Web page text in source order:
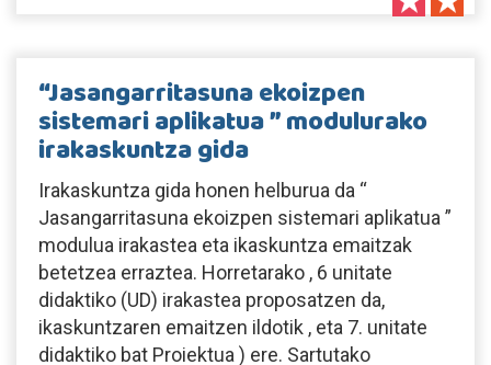
“Jasangarritasuna ekoizpen
sistemari aplikatua ” modulurako
irakaskuntza gida
Irakaskuntza gida honen helburua da “
Jasangarritasuna ekoizpen sistemari aplikatua ”
modulua irakastea eta ikaskuntza emaitzak
betetzea erraztea. Horretarako , 6 unitate
didaktiko (UD) irakastea proposatzen da,
ikaskuntzaren emaitzen ildotik , eta 7. unitate
didaktiko bat Proiektua ) ere. Sartutako